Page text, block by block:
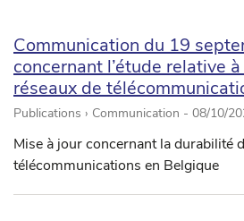
Communication du 19
concernant l’étude relative
réseaux de
Publications › Communication - 08/10/
Mise à jour concernant la durabilité
télécommunications en Belgique